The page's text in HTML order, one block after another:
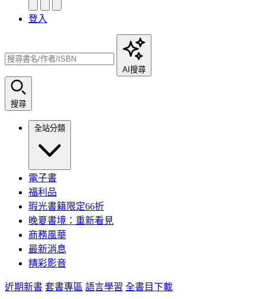
登入
AI搜尋
搜尋
全站分類
電子書
福利品
瑕光書籍限定66折
晚夏書境：重新看見
商務風華
最新消息
精彩影音
近期新書 套書專區 語言學習 全書目下載